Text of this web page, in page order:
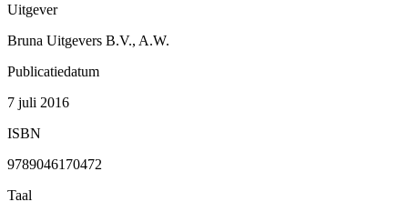
Uitgever
Bruna Uitgevers B.V., A.W.
Publicatiedatum
7 juli 2016
ISBN
9789046170472
Taal